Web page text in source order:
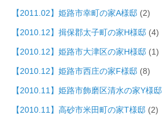
【2011.02】姫路市幸町の家A様邸 (2)
【2010.12】揖保郡太子町の家H様邸 (4)
【2010.12】姫路市大津区の家H様邸 (1)
【2010.12】姫路市西庄の家F様邸 (8)
【2010.11】姫路市飾磨区清水の家Y様邸
【2010.11】高砂市米田町の家T様邸 (2)